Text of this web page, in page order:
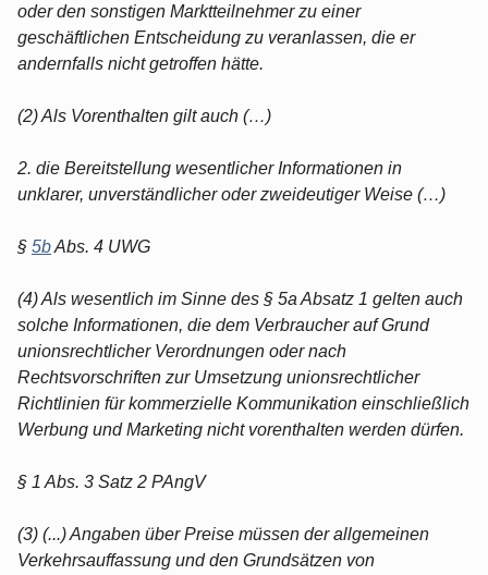
oder den sonstigen Marktteilnehmer zu einer
geschäftlichen Entscheidung zu veranlassen, die er
andernfalls nicht getroffen hätte.
(2) Als Vorenthalten gilt auch (…)
2. die Bereitstellung wesentlicher Informationen in
unklarer, unverständlicher oder zweideutiger Weise (…)
§ 5bAbs. 4 UWG
(4) Als wesentlich im Sinne des § 5a Absatz 1 gelten auch
solche Informationen, die dem Verbraucher auf Grund
unionsrechtlicher Verordnungen oder nach
Rechtsvorschriften zur Umsetzung unionsrechtlicher
Richtlinien für kommerzielle Kommunikation einschließlich
Werbung und Marketing nicht vorenthalten werden dürfen.
§ 1 Abs. 3 Satz 2 PAngV
(3) (...) Angaben über Preise müssen der allgemeinen
Verkehrsauffassung und den Grundsätzen von